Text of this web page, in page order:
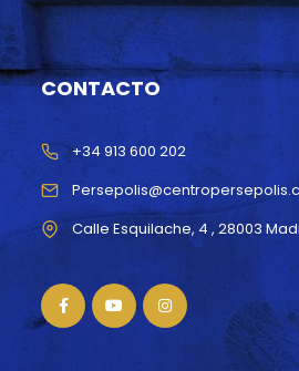
CONTACTO
+34 913 600 202